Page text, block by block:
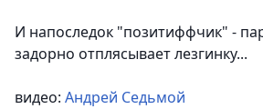
И напоследок "позитиффчик" -
задорно отплясывает лезгинку...
видео: Андрей Седьмой